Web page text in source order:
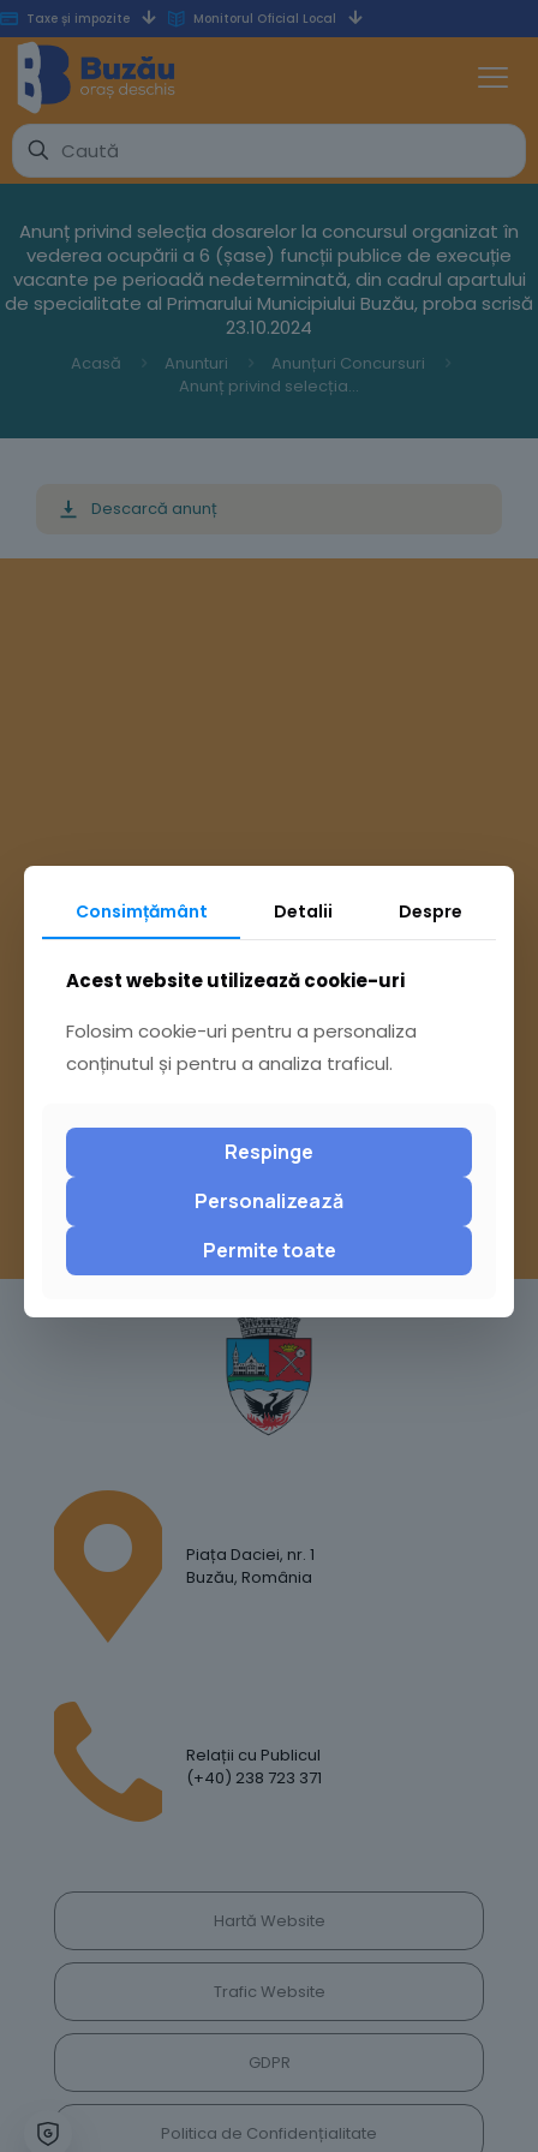
Taxe și impozite Monitorul Oficial Local
Anunț privind selecția dosarelor la concursul organizat în
vederea ocupării a 6 (șase) funcții publice de execuție
vacante pe perioadă nedeterminată, din cadrul apartului
de specialitate al Primarului Municipiului Buzău, proba scrisă
23.10.2024
Acasă Anunturi
Anunțuri Concursuri
Anunț privind selecția dosarelor la concursul organizat în vederea ocupării a 6 (șase) funcții publice de execuție vacante pe perioadă nedeterminată, din cadrul apartului de specialitate al Primarului Municipiului Buzău, proba scrisă 23.10.2024
Descarcă anunț
Pagina Contact
Report
Piața Daciei, nr. 1
Buzău, România
Relații cu Publicul
(+40) 238 723 371
Hartă Website
Trafic Website
GDPR
Politica de Confidențialitate
Consimțământ Detalii Despre
Acest website utilizează cookie-uri
Folosim cookie-uri pentru a personaliza
conținutul și pentru a analiza traficul.
Respinge
Personalizează
Permite toate